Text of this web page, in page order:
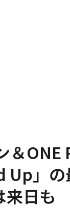
＆ONE
Up」の
来日も